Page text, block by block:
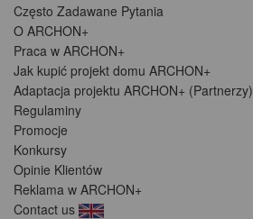
Często Zadawane Pytania
O ARCHON+
Praca w ARCHON+
Jak kupić projekt domu ARCHON+
Adaptacja projektu ARCHON+ (Partnerzy)
Regulaminy
Promocje
Konkursy
Opinie Klientów
Reklama w ARCHON+
Contact us